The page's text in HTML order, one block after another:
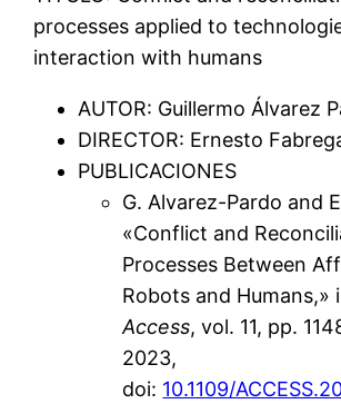
processes applied to
interaction with humans
AUTOR: Guillermo Álvarez
DIRECTOR: Ernesto
PUBLICACIONES
G. Alvarez-Pardo and
«Conflict and
Processes Between
Robots and Humans,»
Access, vol. 11, pp.
2023,
doi: 10.1109/